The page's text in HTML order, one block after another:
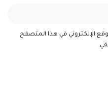
الإلكتروني في هذا المتصفح